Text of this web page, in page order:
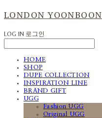
LONDON YOONBOON
LOG IN 로그인
HOME
SHOP
DUPE COLLECTION
INSPIRATION LINE
BRAND GIFT
UGG
Fashion UGG
Original UGG